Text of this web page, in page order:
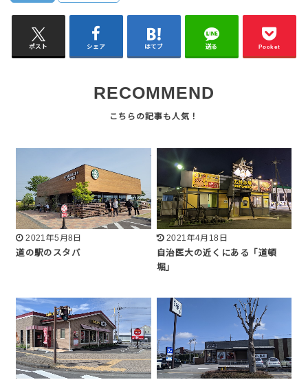
ポスト シェア はてブ 送る Pocket
RECOMMEND
2021年5月8日
道の駅のスタバ
2021年4月18日
自治医大の近くにある「道頓
堀」